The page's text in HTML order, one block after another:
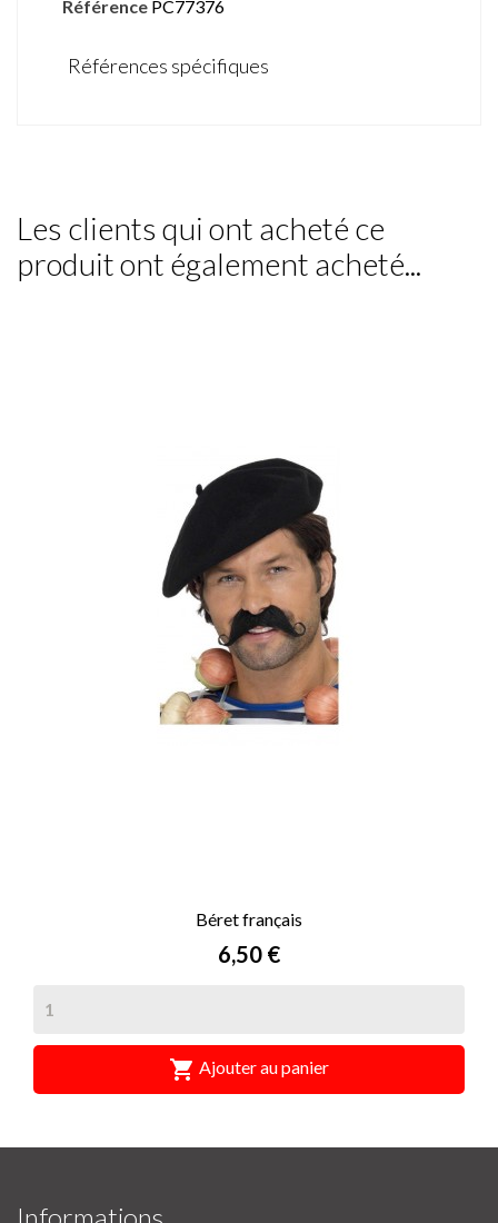
Référence PC77376
Références spécifiques
Les clients qui ont acheté ce
produit ont également acheté...
Béret français
Prix
6,50 €
 Ajouter au panier